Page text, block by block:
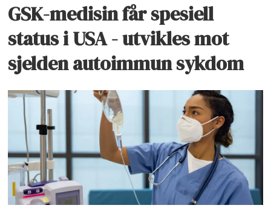
GSK-medisin får spesiell
status i USA - utvikles mot
sjelden autoimmun sykdom